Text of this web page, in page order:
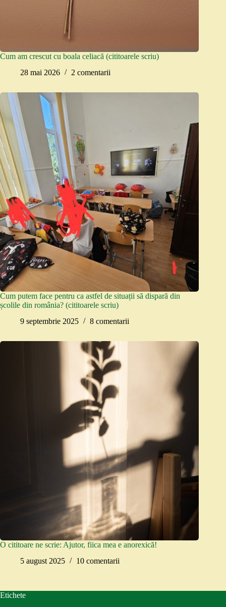
Cum am crescut cu boala celiacă (cititoarele scriu)
28 mai 2026
2 comentarii
Cum putem face pentru ca astfel de situații să dispară din
școlile din românia? (cititoarele scriu)
9 septembrie 2025
8 comentarii
O cititoare ne scrie: Ajutor, fiica mea e anorexică!
5 august 2025
10 comentarii
Etichete